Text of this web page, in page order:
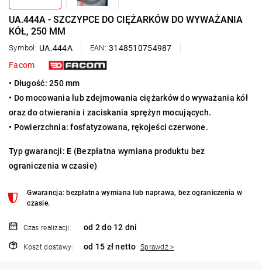
UA.444A - SZCZYPCE DO CIĘŻARKÓW DO WYWAŻANIA
KÓŁ, 250 MM
Symbol: UA.444A EAN: 3148510754987
Facom
• Długość: 250 mm
• Do mocowania lub zdejmowania ciężarków do wyważania kół
oraz dootwierania i zaciskania sprężyn mocujących.
• Powierzchnia: fosfatyzowana, rękojeści czerwone.
Typ gwarancji:E (Bezpłatna wymiana produktu bez
ograniczenia w czasie)
Gwarancja: bezpłatna wymiana lub naprawa, bez ograniczenia w
czasie.
Czas realizacji: od 2 do 12 dni
Koszt dostawy: od 15 zł netto Sprawdź >